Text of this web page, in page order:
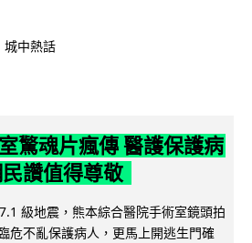
城中熱話
驚魂片瘋傳 醫護保護病
讚值得尊敬
級地震，熊本綜合醫院手術室鏡頭拍
危不亂保護病人，更馬上開逃生門確